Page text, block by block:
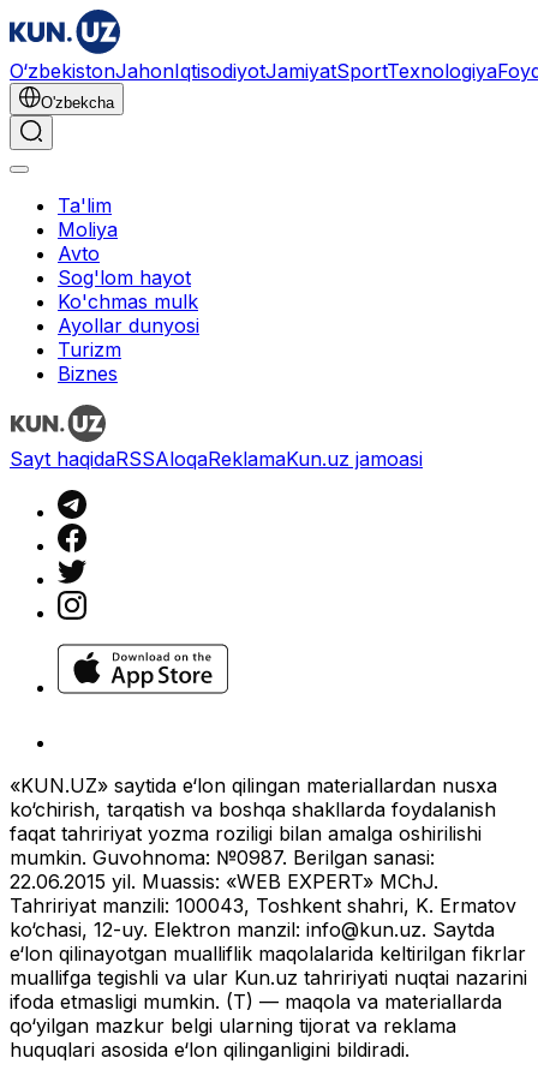
O‘zbekistonJahonIqtisodiyotJamiyatSportTexnologiya
O'zbekcha
Ta'lim
Moliya
Avto
Sog'lom hayot
Ko'chmas mulk
Ayollar dunyosi
Turizm
Biznes
Sayt haqidaRSSAloqaReklamaKun.uz jamoasi
«KUN.UZ» saytida e‘lon qilingan materiallardan nusxa
ko‘chirish, tarqatish va boshqa shakllarda foydalanish
faqat tahririyat yozma roziligi bilan amalga oshirilishi
mumkin. Guvohnoma: №0987. Berilgan sanasi:
22.06.2015 yil. Muassis: «WEB EXPERT» MChJ.
Tahririyat manzili: 100043, Toshkent shahri, K. Ermatov
ko‘chasi, 12-uy. Elektron manzil: info@kun.uz. Saytda
e‘lon qilinayotgan mualliflik maqolalarida keltirilgan fikrlar
muallifga tegishli va ular Kun.uz tahririyati nuqtai nazarini
ifoda etmasligi mumkin. (T) — maqola va materiallarda
qo‘yilgan mazkur belgi ularning tijorat va reklama
huquqlari asosida e‘lon qilinganligini bildiradi.